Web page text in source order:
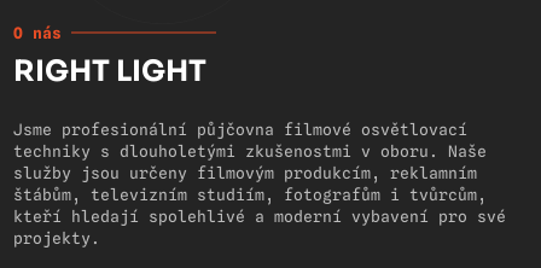
O nás
RIGHT LIGHT
Jsme profesionální půjčovna filmové osvětlovací
techniky s dlouholetými zkušenostmi v oboru. Naše
služby jsou určeny filmovým produkcím, reklamním
štábům, televizním studiím, fotografům i tvůrcům,
kteří hledají spolehlivé a moderní vybavení pro své
projekty.